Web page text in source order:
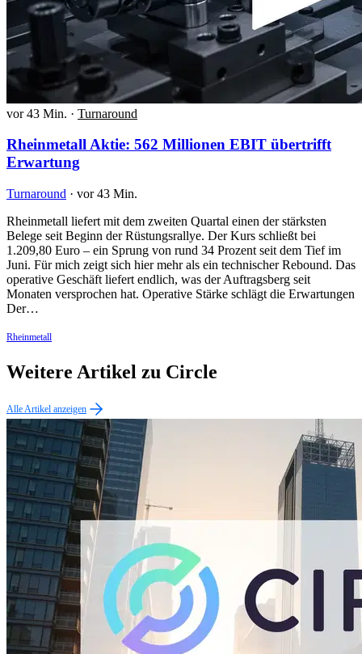
vor 43 Min. · Turnaround
Rheinmetall Aktie: 562 Millionen EBIT übertrifft
Erwartung
Turnaround · vor 43 Min.
Rheinmetall liefert mit dem zweiten Quartal einen der stärksten
Belege seit Beginn der Rüstungsrallye. Der Kurs schließt bei
1.209,80 Euro – ein Sprung von rund 34 Prozent seit dem Tief im
Juni. Für mich zeigt sich hier mehr als ein technischer Rebound. Das
operative Geschäft liefert endlich, was der Auftragsberg seit
Monaten versprochen hat. Operative Stärke schlägt die Erwartungen
Der…
Rheinmetall
Weitere Artikel zu Circle
Alle Artikel anzeigen